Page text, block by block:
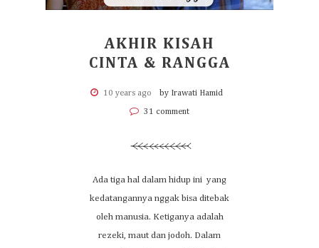
AKHIR KISAH
CINTA & RANGGA
10 years ago by Irawati Hamid
31 comment
Ada tiga hal dalam hidup ini yang
kedatangannya nggak bisa ditebak
oleh manusia. Ketiganya adalah
rezeki, maut dan jodoh. Dalam